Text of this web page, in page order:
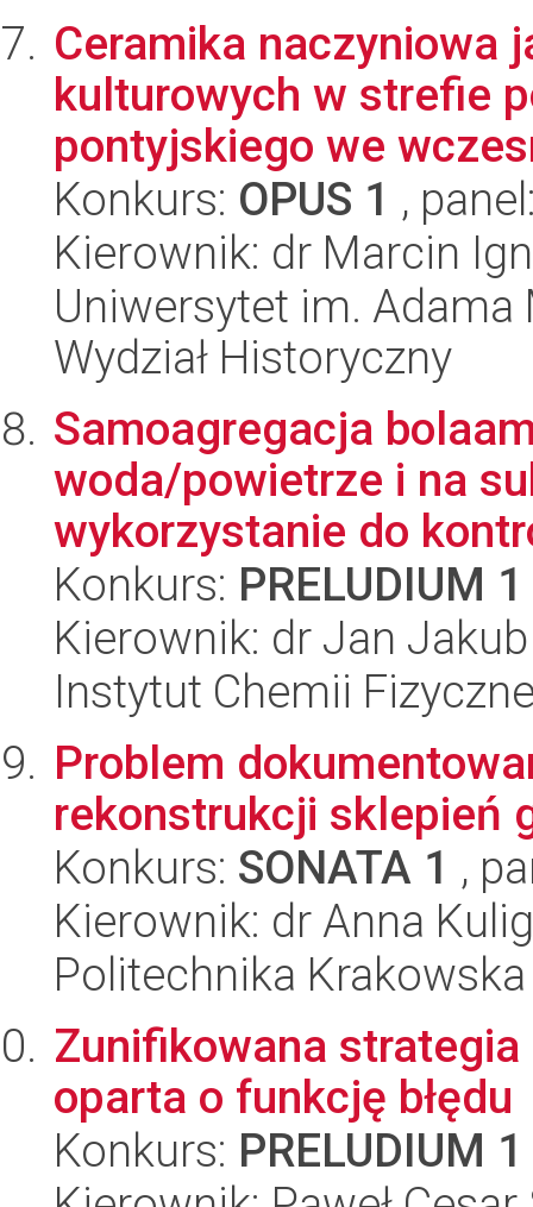
Ceramika naczyniowa
kulturowych w strefie
pontyjskiego we
Konkurs: OPUS 1 ,
Kierownik: dr Marcin
Uniwersytet im.
Wydział Historyczny
Samoagregacja
woda/powietrze i na
wykorzystanie do
Konkurs: PRELUDIUM 1
Kierownik: dr Jan
Instytut Chemii
Problem
rekonstrukcji sklepień
Konkurs: SONATA 1 ,
Kierownik: dr Anna Kulig
Politechnika
Zunifikowana
oparta o funkcję błędu
Konkurs: PRELUDIUM 1